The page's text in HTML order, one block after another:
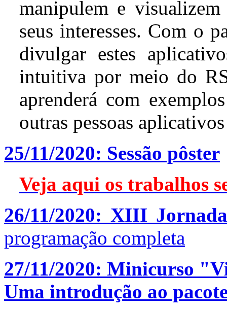
manipulem e
seus interesses. Com o
divulgar estes
intuitiva por meio do
aprenderá com
outras pessoas
25/11/2020: Sessão pôster
Veja aqui os trabalhos
26/11/2020: XIII
programação completa
27/11/2020: Minicurso
Uma introdução ao